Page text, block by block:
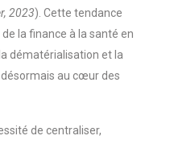
2023). Cette tendance
la finance à la santé en
dématérialisation et la
au cœur des
de centraliser,